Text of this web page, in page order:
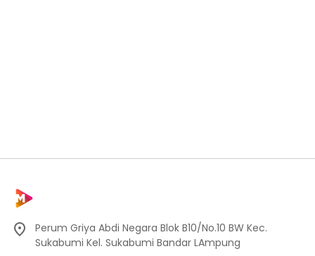
Perum Griya Abdi Negara Blok B10/No.10 BW Kec.
Sukabumi Kel. Sukabumi Bandar LAmpung